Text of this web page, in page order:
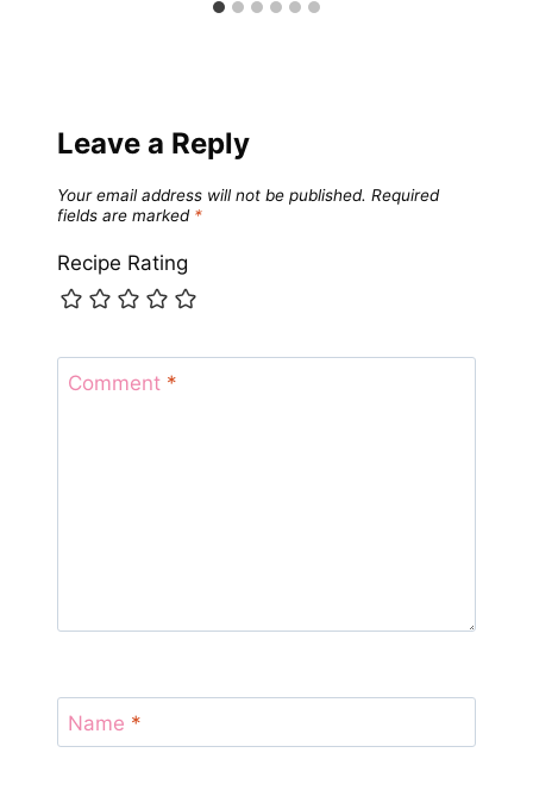
Leave a Reply
Your email address will not be published. Required
fields are marked *
Recipe Rating
Comment *
Name *